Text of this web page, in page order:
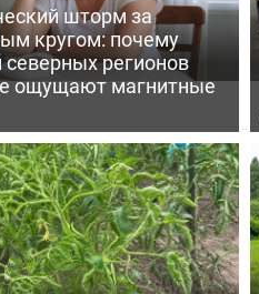
шторм за
кругом: почему
регионов
ощущают магнитные